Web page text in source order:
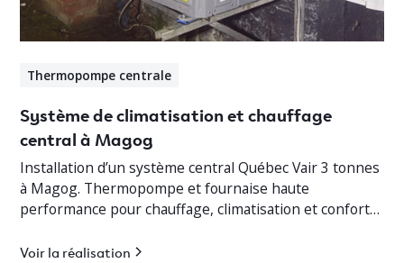
Thermopompe centrale
Système de climatisation et chauffage
central à Magog
Installation d’un système central Québec Vair 3 tonnes
à Magog. Thermopompe et fournaise haute
performance pour chauffage, climatisation et confort
Voir la réalisation